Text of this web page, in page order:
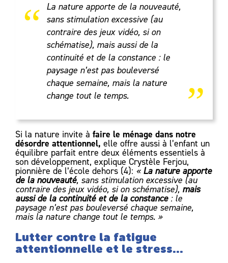
“
La nature apporte de la nouveauté,
sans stimulation excessive (au
contraire des jeux vidéo, si on
schématise), mais aussi de la
continuité et de la constance : le
paysage n’est pas bouleversé
chaque semaine, mais la nature
change tout le temps.
„
Si la nature invite à faire le ménage dans notre
désordre attentionnel, elle offre aussi à l’enfant un
équilibre parfait entre deux éléments essentiels à
son développement, explique Crystèle Ferjou,
pionnière de l’école dehors (4): « La nature apporte
de la nouveauté, sans stimulation excessive (au
contraire des jeux vidéo, si on schématise), mais
aussi de la continuité et de la constance: le
paysage n’est pas bouleversé chaque semaine,
mais la nature change tout le temps. »
Lutter contre la fatigue
attentionnelle et le stress...